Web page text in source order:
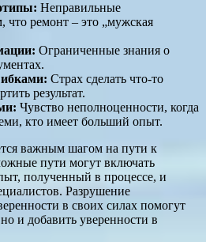
Неправильные
что ремонт – это „мужская
Ограниченные знания о
Страх сделать что-то
результат.
Чувство неполноценности, когда
кто имеет больший опыт.
важным шагом на пути к
пути могут включать
полученный в процессе, и
Разрушение
в своих силах помогут
и добавить уверенности в